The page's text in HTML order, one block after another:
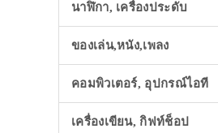
นาฬิกา, เครื่องประดับ
ของเล่น,หนัง,เพลง
คอมพิวเตอร์, อุปกรณ์ไอที
เครื่องเขียน, กิฟท์ช็อป